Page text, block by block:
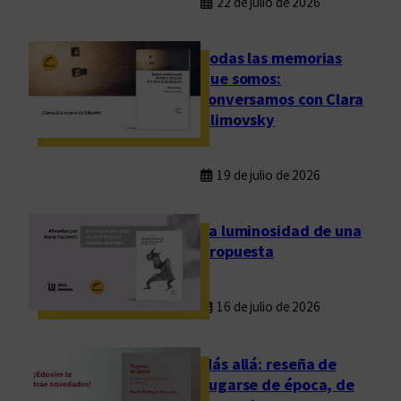
Todas las memorias
que somos:
conversamos con Clara
Klimovsky
19 de julio de 2026
La luminosidad de una
propuesta
16 de julio de 2026
Más allá: reseña de
Fugarse de época, de